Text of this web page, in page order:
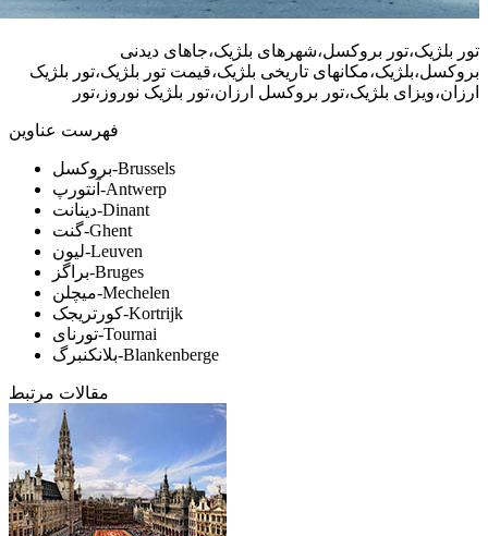
تور بلژیک،تور بروکسل،شهرهای بلژیک،جاهای دیدنی
بروکسل،بلژیک،مکانهای تاریخی بلژیک،قیمت تور بلژیک،تور بلژیک
ارزان،ویزای بلژیک،تور بروکسل ارزان،تور بلژیک نوروز،تور
فهرست عناوین
بروکسل-Brussels
آنتورپ-Antwerp
دینانت-Dinant
گنت-Ghent
لیون-Leuven
براگز-Bruges
میچلن-Mechelen
کورتریجک-Kortrijk
تورنای-Tournai
بلانکنبرگ-Blankenberge
مقالات مرتبط